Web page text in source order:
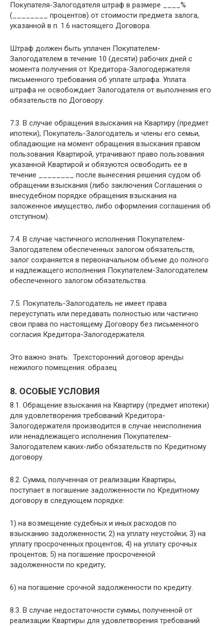
Покупателя-Залогодателя штраф в размере ____%
(________ процентов) от стоимости предмета залога,
указанной в п. 1.6 настоящего Договора.
Штраф должен быть уплачен Покупателем-
Залогодателем в течение 10 (десяти) рабочих дней с
момента получения от Кредитора-Залогодержателя
письменного требования об уплате штрафа. Уплата
штрафа не освобождает Залогодателя от выполнения его
обязательств по Договору.
7.3. В случае обращения взыскания на Квартиру (предмет
ипотеки), Покупатель-Залогодатель и члены его семьи,
обладающие на момент обращения взыскания правом
пользования Квартирой, утрачивают право пользования
указанной Квартирой и обязуются освободить ее в
течение ________ после вынесения решения судом об
обращении взыскания (либо заключения Соглашения о
внесудебном порядке обращения взыскания на
заложенное имущество, либо оформления соглашения об
отступном).
7.4. В случае частичного исполнения Покупателем-
Залогодателем обеспеченных залогом обязательств,
залог сохраняется в первоначальном объеме до полного
и надлежащего исполнения Покупателем-Залогодателем
обеспеченного залогом обязательства.
7.5. Покупатель-Залогодатель не имеет права
переуступать или передавать полностью или частично
свои права по настоящему Договору без письменного
согласия Кредитора-Залогодержателя.
Это важно знать: Трехсторонний договор аренды
нежилого помещения: образец
8. ОСОБЫЕ УСЛОВИЯ
8.1. Обращение взыскания на Квартиру (предмет ипотеки)
для удовлетворения требований Кредитора-
Залогодержателя производится в случае неисполнения
или ненадлежащего исполнения Покупателем-
Залогодателем каких-либо обязательств по Кредитному
договору.
8.2. Сумма, полученная от реализации Квартиры,
поступает в погашение задолженности по Кредитному
договору в следующем порядке:
1) на возмещение судебных и иных расходов по
взысканию задолженности; 2) на уплату неустойки; 3) на
уплату просроченных процентов; 4) на уплату срочных
процентов; 5) на погашение просроченной
задолженности по кредиту;
6) на погашение срочной задолженности по кредиту.
8.3. В случае недостаточности суммы, полученной от
реализации Квартиры для удовлетворения требований